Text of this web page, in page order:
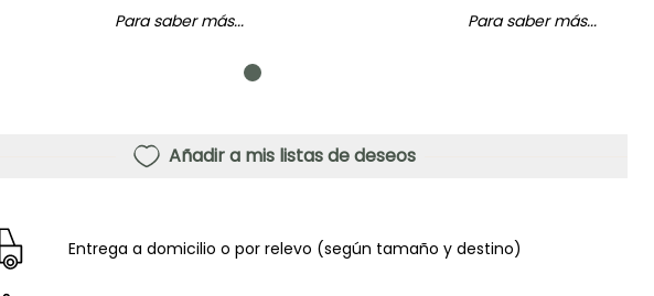
Para saber más... Para saber más...
Añadir a mis listas de deseos
Entrega a domicilio o por relevo (según tamaño y destino)